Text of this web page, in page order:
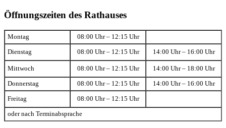
Öffnungszeiten des Rathauses
Montag 08:00 Uhr – 12:15 Uhr
Dienstag 08:00 Uhr – 12:15 Uhr 14:00 Uhr – 16:00 Uhr
Mittwoch 08:00 Uhr – 12:15 Uhr 14:00 Uhr – 18:00 Uhr
Donnerstag 08:00 Uhr – 12:15 Uhr 14:00 Uhr – 16:00 Uhr
Freitag 08:00 Uhr – 12:15 Uhr
oder nach Terminabsprache